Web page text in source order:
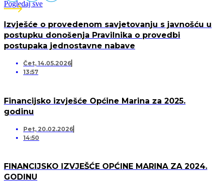
Pogledaj sve
Izvješće o provedenom savjetovanju s javnošću u
postupku donošenja Pravilnika o provedbi
postupaka jednostavne nabave
Čet, 14.05.2026
13:57
Financijsko izvješće Općine Marina za 2025.
godinu
Pet, 20.02.2026
14:50
FINANCIJSKO IZVJEŠĆE OPĆINE MARINA ZA 2024.
GODINU